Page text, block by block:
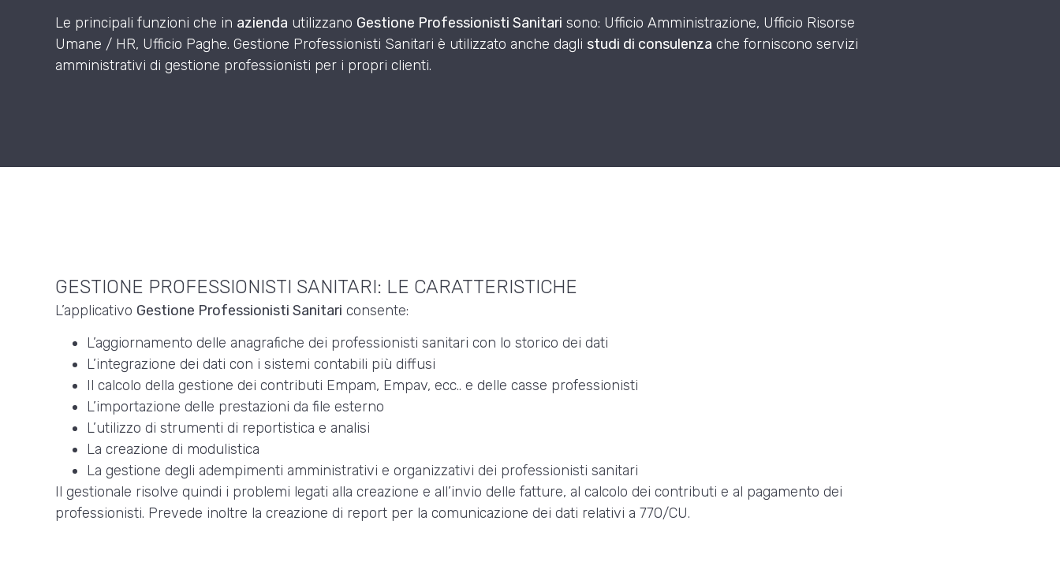
Le principali funzioni che in azienda utilizzano Gestione Professionisti Sanitari sono: Ufficio Amministrazione, Ufficio Risorse
Umane / HR, Ufficio Paghe. Gestione Professionisti Sanitari è utilizzato anche dagli studi di consulenza che forniscono servizi
amministrativi di gestione professionisti per i propri clienti.
GESTIONE PROFESSIONISTI SANITARI: LE CARATTERISTICHE
L’applicativo Gestione Professionisti Sanitari consente:
L’aggiornamento delle anagrafiche dei professionisti sanitari con lo storico dei dati
L’integrazione dei dati con i sistemi contabili più diffusi
Il calcolo della gestione dei contributi Empam, Empav, ecc.. e delle casse professionisti
L’importazione delle prestazioni da file esterno
L’utilizzo di strumenti di reportistica e analisi
La creazione di modulistica
La gestione degli adempimenti amministrativi e organizzativi dei professionisti sanitari
Il gestionale risolve quindi i problemi legati alla creazione e all’invio delle fatture, al calcolo dei contributi e al pagamento dei
professionisti. Prevede inoltre la creazione di report per la comunicazione dei dati relativi a 770/CU.